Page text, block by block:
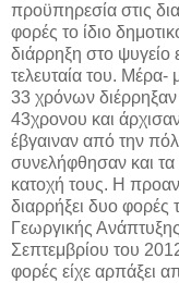
προϋπηρεσία στις
φορές το ίδιο
διάρρηξη στο
τελευταία του. Μέρα-
33 χρόνων διέρρηξαν
43χρονου και
έβγαιναν από την
συνελήφθησαν και
κατοχή τους. Η
διαρρήξει δυο φορές
Γεωργικής
Σεπτεμβρίου του
φορές είχε αρπάξει